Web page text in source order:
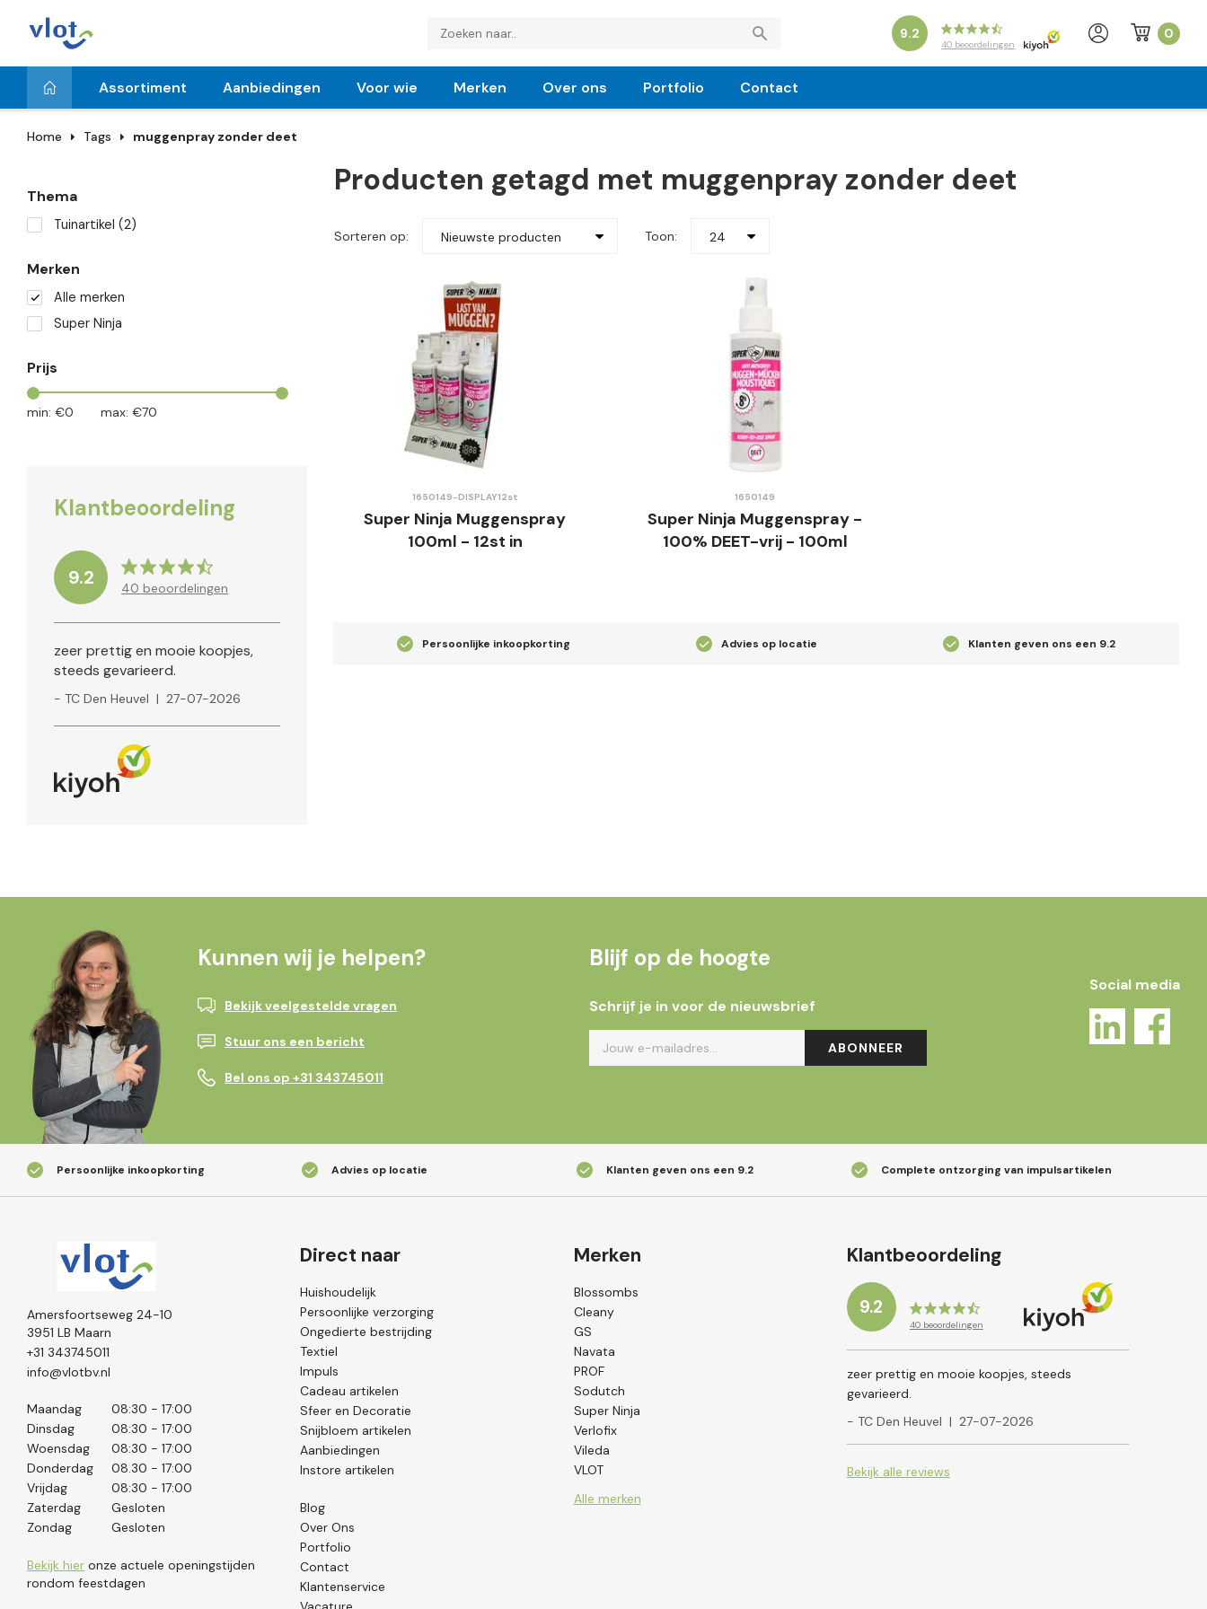
9.2
40 beoordelingen
0
Assortiment Aanbiedingen Voor wie Merken Over ons Portfolio Contact
Home Tags muggenpray zonder deet
Thema
Tuinartikel(2)
Merken
Alle merken
Super Ninja
Prijs
min: €0 max: €70
Klantbeoordeling
9.2 40 beoordelingen
zeer prettig en mooie koopjes,
steeds gevarieerd.
- TC Den Heuvel | 27-07-2026
Producten getagd met muggenpray zonder deet
Sorteren op: Nieuwste producten Toon: 24
1650149-DISPLAY12st
Super Ninja Muggenspray
100ml - 12st in
1650149
Super Ninja Muggenspray -
100% DEET-vrij - 100ml
Klanten geven ons een Persoonlijke inkoopkorting Advies op locatie Klanten geven ons een 9.2
Kunnen wij je helpen?
Bekijk veelgestelde vragen
Stuur ons een bericht
Bel ons op +31 343745011
Blijf op de hoogte
Schrijf je in voor de nieuwsbrief
ABONNEER
Social media
Persoonlijke inkoopkorting Advies op locatie Klanten geven ons een 9.2 Complete ontzorging van impulsartikelen
Amersfoortseweg 24-10
3951 LB Maarn
+31 343745011
info@vlotbv.nl
Maandag
08:30 - 17:00
Dinsdag
08:30 - 17:00
Woensdag
08:30 - 17:00
Donderdag
08.30 - 17:00
Vrijdag
08:30 - 17:00
Zaterdag
Gesloten
Zondag
Gesloten
Bekijk hier onze actuele openingstijden
rondom feestdagen
Direct naar
Huishoudelijk
Persoonlijke verzorging
Ongedierte bestrijding
Textiel
Impuls
Cadeau artikelen
Sfeer en Decoratie
Snijbloem artikelen
Aanbiedingen
Instore artikelen
Blog
Over Ons
Portfolio
Contact
Klantenservice
Merken
Blossombs
Cleany
GS
Navata
PROF
Sodutch
Super Ninja
Verlofix
Vileda
VLOT
Alle merken
Klantbeoordeling
9.2
40beoordelingen
zeer prettig en mooie koopjes, steeds
gevarieerd.
- TC Den Heuvel | 27-07-2026
Bekijk alle reviews